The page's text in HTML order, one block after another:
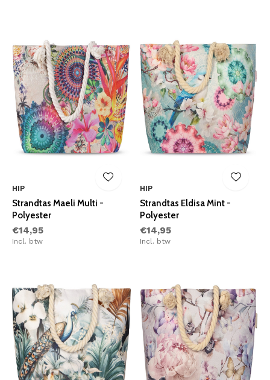
HIP
Strandtas Maeli Multi -
Polyester
€14,95
Incl. btw
HIP
Strandtas Eldisa Mint -
Polyester
€14,95
Incl. btw